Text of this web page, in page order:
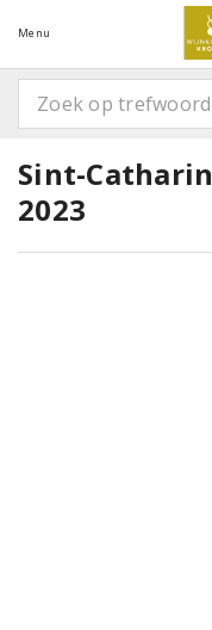
Menu
Sint-
2023